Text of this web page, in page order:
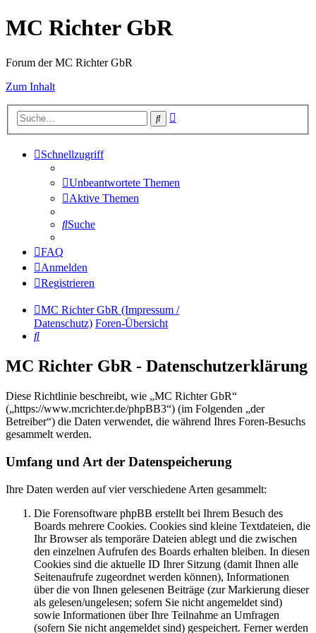
MC Richter GbR
Forum der MC Richter GbR
Zum Inhalt
Suche
Schnellzugriff
Unbeantwortete Themen
Aktive Themen
Suche
FAQ
Anmelden
Registrieren
MC Richter GbR (Impressum /
Datenschutz) Foren-Übersicht
Suche
MC Richter GbR - Datenschutzerklärung
Diese Richtlinie beschreibt, wie „MC Richter GbR“
(„https://www.mcrichter.de/phpBB3“) (im Folgenden „der
Betreiber“) die Daten verwendet, die während Ihres Foren-Besuchs
gesammelt werden.
Umfang und Art der Datenspeicherung
Ihre Daten werden auf vier verschiedene Arten gesammelt:
Die Forensoftware phpBB erstellt bei Ihrem Besuch des
Boards mehrere Cookies. Cookies sind kleine Textdateien, die
Ihr Browser als temporäre Dateien ablegt und die zwischen
den einzelnen Aufrufen des Boards erhalten bleiben. In diesen
Cookies sind die aktuelle ID Ihrer Sitzung (damit Ihnen alle
Seitenaufrufe zugeordnet werden können), Informationen
über die von Ihnen gelesenen Beiträge (zur Markierung dieser
als gelesen/ungelesen; sofern Sie nicht angemeldet sind)
sowie Informationen über Ihre Teilnahme an Umfragen
(sofern Sie nicht angemeldet sind) gespeichert. Ferner werden